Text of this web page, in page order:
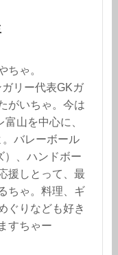
ちゃ。
リー代表GKガ
がいちゃ。今は
山を中心に、
バレーボール
）、ハンドボー
援しとって、最
ちゃ。料理、ギ
ぐりなども好き
すちゃー